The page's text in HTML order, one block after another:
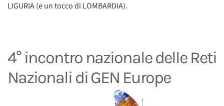
LIGURIA (e un tocco di LOMBARDIA).
4° incontro nazionale delle Reti
Nazionali di GEN Europe